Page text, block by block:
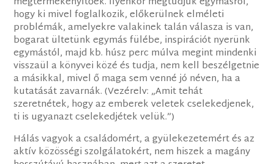
hogy ki mivel foglalkozik, előkerülnek elméleti
problémák, amelyekre valakinek talán válasza is van,
bogarat ültetünk egymás fülébe, inspirációt nyerünk
egymástól, majd kb. húsz perc múlva megint mindenki
visszaül a könyvei közé és tudja, nem kell beszélgetnie
a másikkal, mivel ő maga sem venné jó néven, ha a
kutatását zavarnák. (Vezérelv: „Amit tehát
szeretnétek, hogy az emberek veletek cselekedjenek,
ti is ugyanazt cselekedjétek velük.”)
Hálás vagyok a családomért, a gyülekezetemért és az
aktív közösségi szolgálatokért, nem hiszek a magány